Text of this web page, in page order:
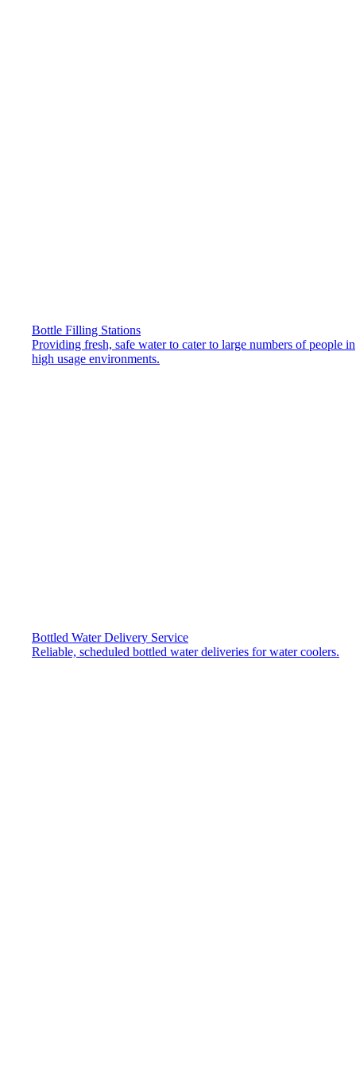
Bottle Filling Stations
Providing fresh, safe water to cater to large numbers of people in
high usage environments.
Bottled Water Delivery Service
Reliable, scheduled bottled water deliveries for water coolers.